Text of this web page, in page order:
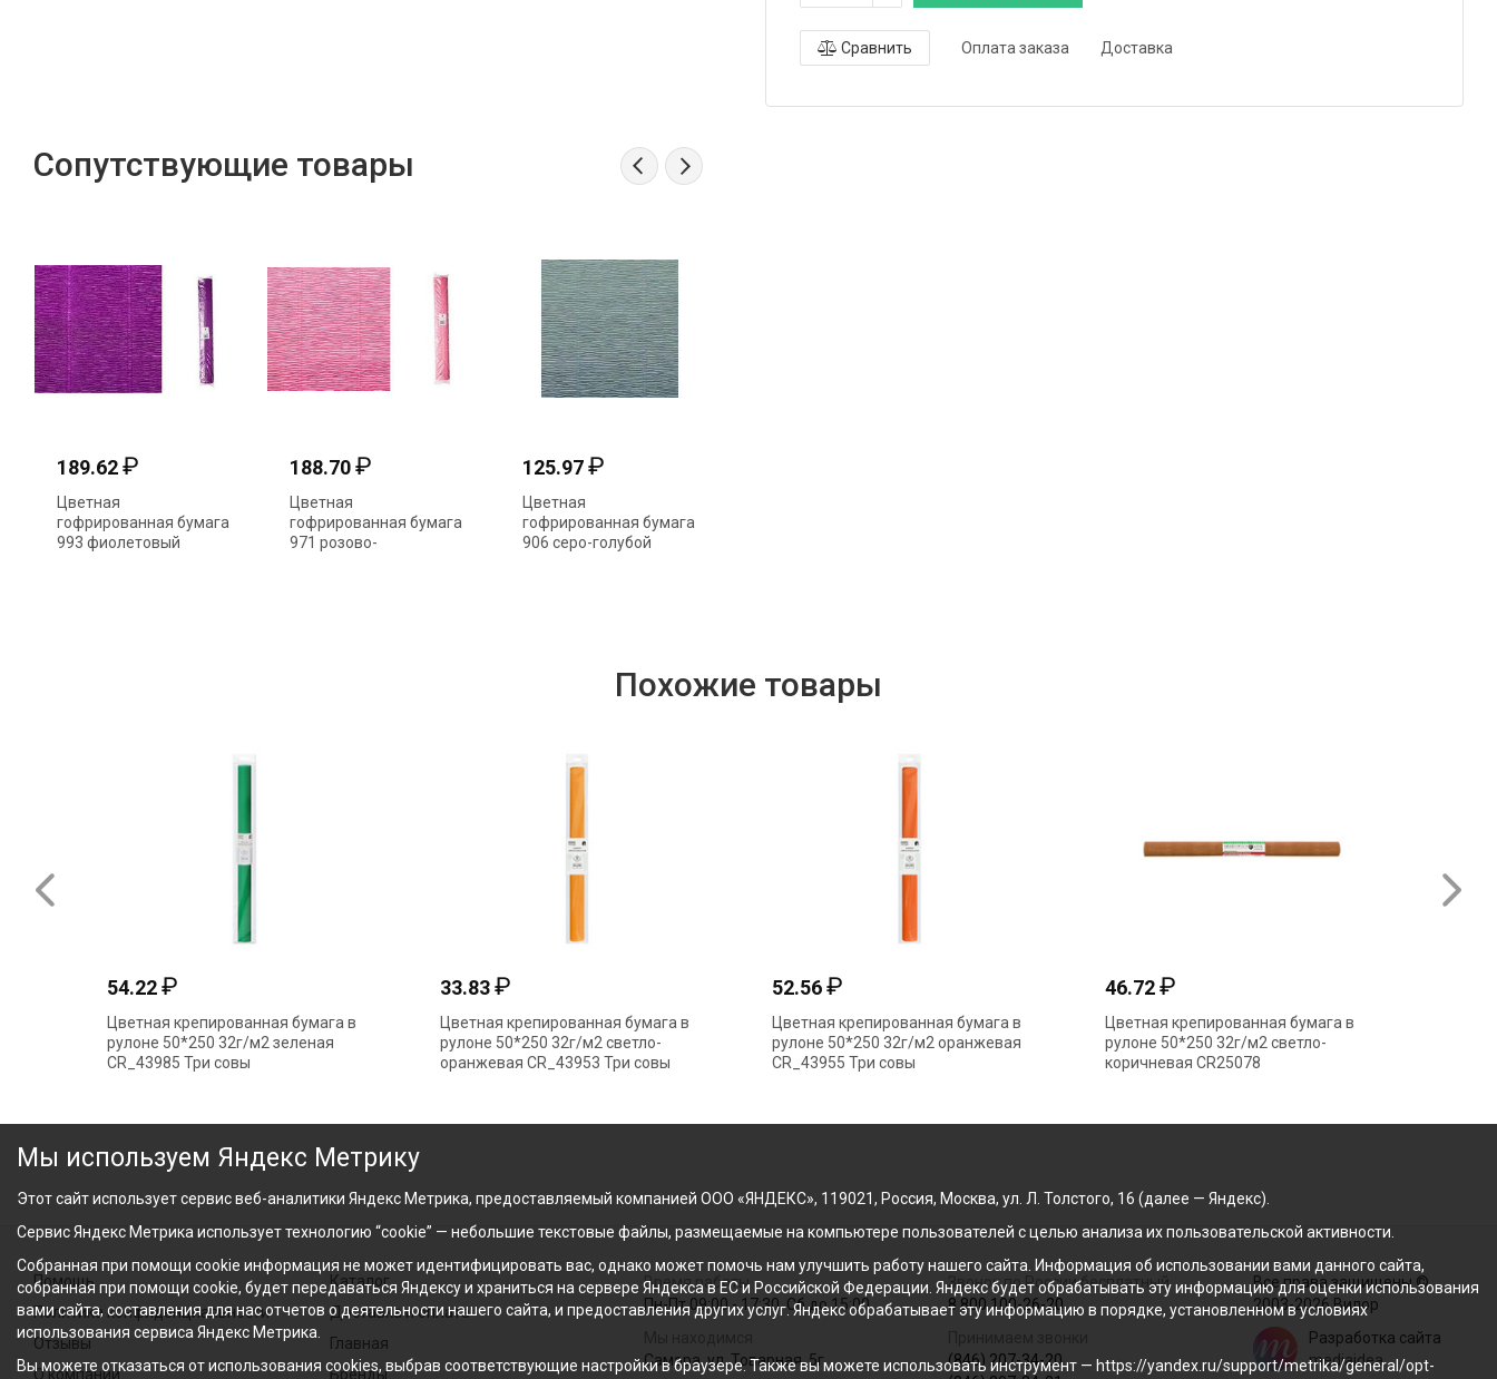
Сравнить Оплата заказа Доставка
Сопутствующие товары
189.62₽
Цветная
гофрированная бумага
993 фиолетовый
188.70₽
Цветная
гофрированная бумага
971 розово-
125.97₽
Цветная
гофрированная бумага
906 серо-голубой
Похожие товары
54.22₽
Цветная крепированная бумага в
рулоне 50*250 32г/м2 зеленая
CR_43985 Три совы
33.83₽
Цветная крепированная бумага в
рулоне 50*250 32г/м2 светло-
оранжевая CR_43953 Три совы
52.56₽
Цветная крепированная бумага в
рулоне 50*250 32г/м2 оранжевая
CR_43955 Три совы
46.72₽
Цветная крепированная бумага в
рулоне 50*250 32г/м2 светло-
коричневая CR25078
Помощь
Политика конфиденциальности
Отзывы
О компании
Каталог
Доставка и оплата
Главная
Бренды
Время работы
Пн-Пт 09:00 - 17:30, Сб до 15:00
Самара, ул. Товарная, 5г
Звонок по России бесплатный
8 800 100-26-20
(846) 207-34-20
Все права защищены ©
2003-2026 Вилор
Разработка сайта
mediaidea
Мы используем Яндекс Метрику
Этот сайт использует сервис веб-аналитики Яндекс Метрика, предоставляемый компанией ООО «ЯНДЕКС», 119021, Россия, Москва, ул. Л. Толстого, 16 (далее — Яндекс).
Сервис Яндекс Метрика использует технологию “cookie” — небольшие текстовые файлы, размещаемые на компьютере пользователей с целью анализа их пользовательской активности.
Собранная при помощи cookie информация не может идентифицировать вас, однако может помочь нам улучшить работу нашего сайта. Информация об использовании вами данного сайта,
собранная при помощи cookie, будет передаваться Яндексу и храниться на сервере Яндекса в ЕС и Российской Федерации. Яндекс будет обрабатывать эту информацию для оценки использования
вами сайта, составления для нас отчетов о деятельности нашего сайта, и предоставления других услуг. Яндекс обрабатывает эту информацию в порядке, установленном в условиях
использования сервиса Яндекс Метрика.
Вы можете отказаться от использования cookies, выбрав соответствующие настройки в браузере. Также вы можете использовать инструмент — https://yandex.ru/support/metrika/general/opt-